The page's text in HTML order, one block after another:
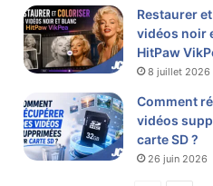
Restaurer
vidéos noir
HitPaw
8 juillet 2026
Comment
vidéos
carte SD ?
26 juin 2026